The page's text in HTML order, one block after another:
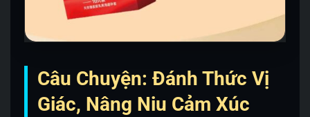
Câu Chuyện: Đánh Thức Vị
Giác, Nâng Niu Cảm Xúc